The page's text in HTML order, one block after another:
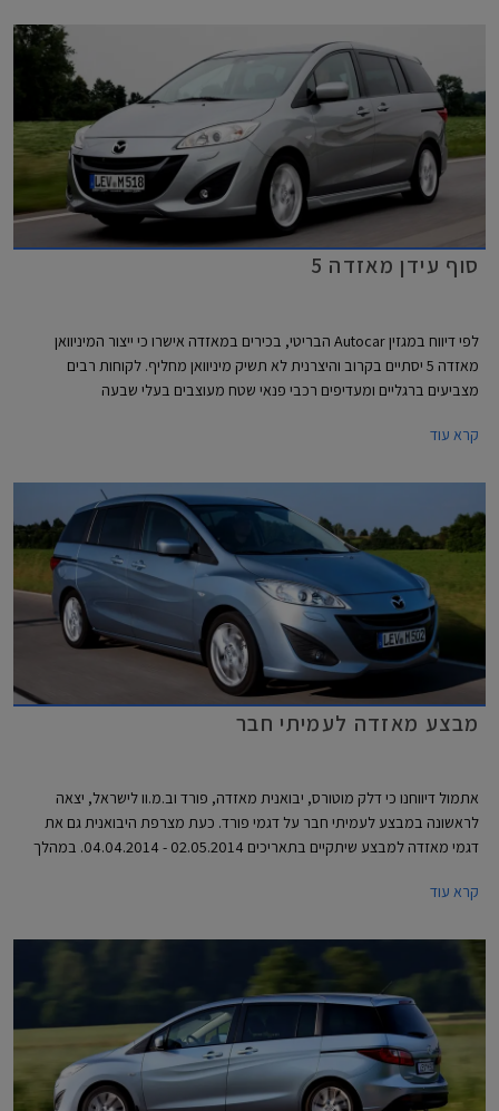
סוף עידן מאזדה 5
לפי דיווח במגזין Autocar הבריטי, בכירים במאזדה אישרו כי ייצור המיניוואן
מאזדה 5 יסתיים בקרוב והיצרנית לא תשיק מיניוואן מחליף. לקוחות רבים
מצביעים ברגליים ומעדיפים רכבי פנאי שטח מעוצבים בעלי שבעה
וממיניוואנים דוגמתו.
קרא עוד
מבצע מאזדה לעמיתי חבר
אתמול דיווחנו כי דלק מוטורס, יבואנית מאזדה, פורד וב.מ.וו לישראל, יצאה
לראשונה במבצע לעמיתי חבר על דגמי פורד. כעת מצרפת היבואנית גם את
דגמי מאזדה למבצע שיתקיים בתאריכים 02.05.2014 - 04.04.2014. במהלך
ליסינג על בסיס המחיר המופחת, לשלם עד 10,000 ₪ בכרטיס האשראי של
קרא עוד